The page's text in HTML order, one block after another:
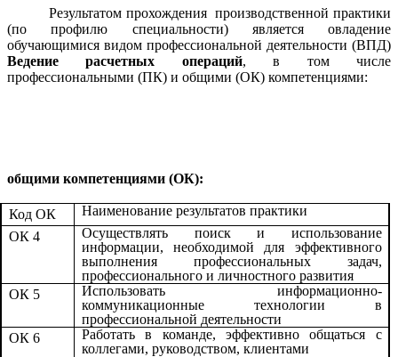
Результатом прохождения производственной практики
(по профилю специальности) является овладение
обучающимися видом профессиональной деятельности (ВПД)
Ведение расчетных операций, в том числе
профессиональными (ПК) и общими (ОК) компетенциями:
общими компетенциями (ОК):
Код ОК
Наименование результатов практики
ОК 4
Осуществлять поиск и использование
информации, необходимой для эффективного
выполнения профессиональных задач,
профессионального и личностного развития
ОК 5
Использовать информационно-
коммуникационные технологии в
профессиональной деятельности
ОК 6
Работать в команде, эффективно общаться с
коллегами, руководством, клиентами